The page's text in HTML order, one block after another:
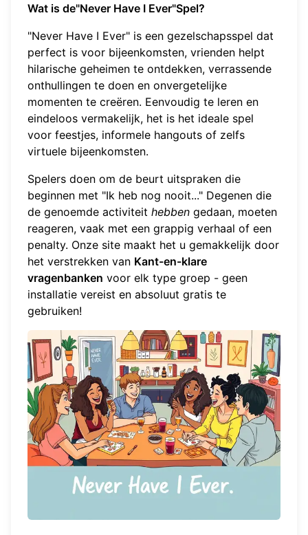
Wat is de"Never Have I Ever"Spel?
"Never Have I Ever" is een gezelschapsspel dat
perfect is voor bijeenkomsten, vrienden helpt
hilarische geheimen te ontdekken, verrassende
onthullingen te doen en onvergetelijke
momenten te creëren. Eenvoudig te leren en
eindeloos vermakelijk, het is het ideale spel
voor feestjes, informele hangouts of zelfs
virtuele bijeenkomsten.
Spelers doen om de beurt uitspraken die
beginnen met "Ik heb nog nooit..." Degenen die
de genoemde activiteit hebben gedaan, moeten
reageren, vaak met een grappig verhaal of een
penalty. Onze site maakt het u gemakkelijk door
het verstrekken van Kant-en-klare
vragenbanken voor elk type groep - geen
installatie vereist en absoluut gratis te
gebruiken!